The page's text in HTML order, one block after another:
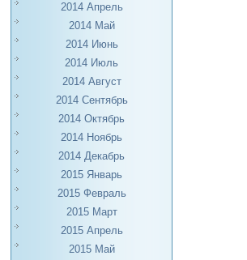
2014 Апрель
2014 Май
2014 Июнь
2014 Июль
2014 Август
2014 Сентябрь
2014 Октябрь
2014 Ноябрь
2014 Декабрь
2015 Январь
2015 Февраль
2015 Март
2015 Апрель
2015 Май